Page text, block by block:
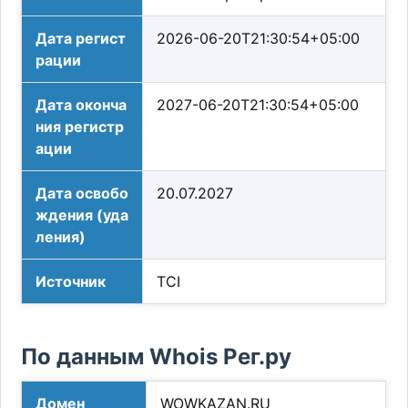
Дата регист
рации
2026-06-20T21:30:54+05:00
Дата оконча
ния регистр
ации
2027-06-20T21:30:54+05:00
Дата освобо
ждения (уда
ления)
20.07.2027
Источник TCI
По данным Whois Рег.ру
Домен WOWKAZAN.RU